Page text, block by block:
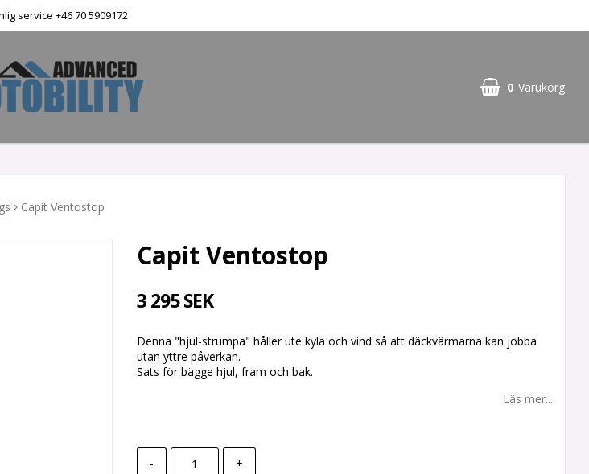
service +46 70 5909172
0 Varukorg
Capit Ventostop
Capit Ventostop
3 295 SEK
Denna "hjul-strumpa" håller ute kyla och vind så att däckvärmarna kan jobba
utan yttre påverkan.
Sats för bägge hjul, fram och bak.
Läs mer...
- +